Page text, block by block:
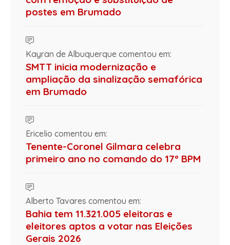
postes em Brumado
Kayran de Albuquerque comentou em:
SMTT inicia modernização e
ampliação da sinalização semafórica
em Brumado
Ericelio comentou em:
Tenente-Coronel Gilmara celebra
primeiro ano no comando do 17º BPM
Alberto Tavares comentou em:
Bahia tem 11.321.005 eleitoras e
eleitores aptos a votar nas Eleições
Gerais 2026